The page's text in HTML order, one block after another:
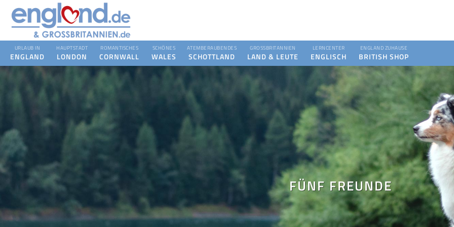
URLAUB IN
ENGLAND
HAUPTSTADT
LONDON
ROMANTISCHES
CORNWALL
SCHÖNES
WALES
ATEMBERAUBENDES
SCHOTTLAND
GROSSBRITANNIEN
LAND & LEUTE
LERNCENTER
ENGLISCH
ENGLAND ZUHAUSE
BRITISH SHOP
FÜNF FREUNDE